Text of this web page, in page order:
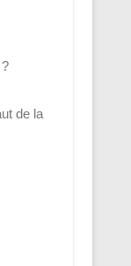
de la